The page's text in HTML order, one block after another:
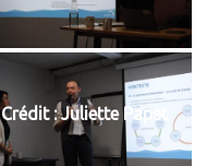
Crédit : Juliette Papet